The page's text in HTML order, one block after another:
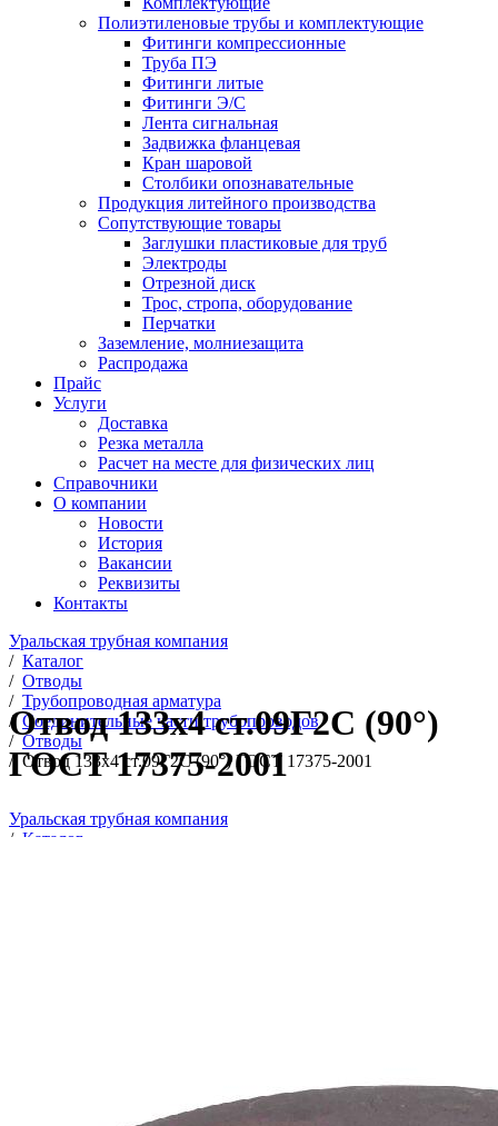
Полиэтиленовые трубы и комплектующие
Фитинги компрессионные
Труба ПЭ
Фитинги литые
Фитинги Э/С
Лента сигнальная
Задвижка фланцевая
Кран шаровой
Столбики опознавательные
Продукция литейного производства
Сопутствующие товары
Заглушки пластиковые для труб
Электроды
Отрезной диск
Трос, стропа, оборудование
Перчатки
Заземление, молниезащита
Распродажа
Прайс
Услуги
Доставка
Резка металла
Расчет на месте для физических лиц
Справочники
О компании
Новости
История
Вакансии
Реквизиты
Контакты
Уральская трубная компания
/ Каталог
/ Отводы
/ Трубопроводная арматура
/ Соединительные части трубопроводов
/ Отводы
/ Отвод 133х4 ст.09Г2С (90°) ГОСТ 17375-2001
Отвод 133х4 ст.09Г2С (90°)
ГОСТ 17375-2001
Уральская трубная компания
/ Каталог